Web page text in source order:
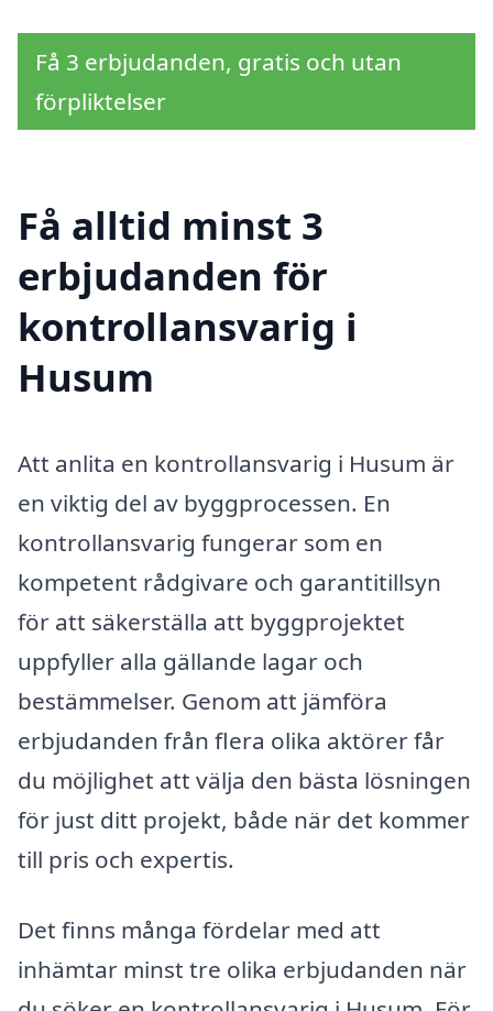
Få 3 erbjudanden, gratis och utan
förpliktelser
Få alltid minst 3
erbjudanden för
kontrollansvarig i
Husum
Att anlita en kontrollansvarig i Husum är
en viktig del av byggprocessen. En
kontrollansvarig fungerar som en
kompetent rådgivare och garantitillsyn
för att säkerställa att byggprojektet
uppfyller alla gällande lagar och
bestämmelser. Genom att jämföra
erbjudanden från flera olika aktörer får
du möjlighet att välja den bästa lösningen
för just ditt projekt, både när det kommer
till pris och expertis.
Det finns många fördelar med att
inhämtar minst tre olika erbjudanden när